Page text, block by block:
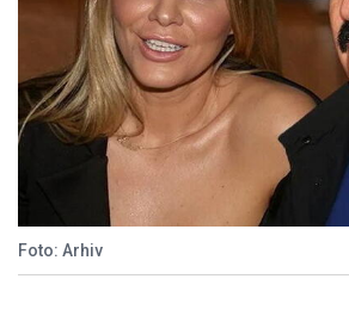
Foto: Arhiv